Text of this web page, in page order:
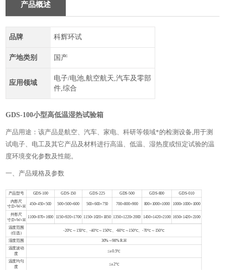
产品概述
品牌 科辉环试
产地类别 国产
应用领域
电子/电池,航空航天,汽车及零部
件,综合
GDS-100小型高低温湿热试验箱
产品用途：该产品是航空、汽车、家电、科研等领域*的检测设备,用于测
试电子、电工及其它产品及材料进行高温、低温、湿热度或恒定试验的温
度环境变化参数及性能。
一、产品规格及参数
产品型号 GDS-100 GDS-150 GDS-225 GDS-500 GDS-800
GDS-010
内形尺
寸:D×W×H
450×450×500 500×500×600 500×600×750 700×800×900 800×1000×1000 1000×1000×1000
外形尺
寸:D×W×H
1100×870×1600 1150×920×1700 1150×1020×1850 1350×1220×2000 1450×1420×2100 1650×1420×2100
温度范围
（任选）
-20℃～150℃、-40℃～150℃、-60℃～150℃、-70℃～150℃
湿度范围
30%～98% R.H
温度波动
度
≤±0.5℃
温度均匀
度
≤±2℃